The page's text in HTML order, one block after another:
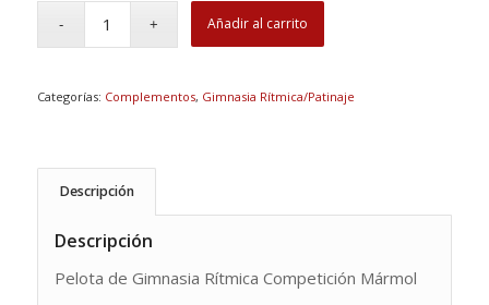
Añadir al carrito
Categorías: Complementos, Gimnasia Rítmica/Patinaje
Descripción
Descripción
Pelota de Gimnasia Rítmica Competición Mármol